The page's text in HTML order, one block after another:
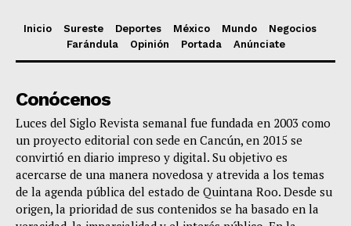
Inicio Sureste Deportes México Mundo
Negocios
Farándula
Opinión Portada Anúnciate
Conócenos
Luces del Siglo Revista semanal fue fundada en 2003 como
un proyecto editorial con sede en Cancún, en 2015 se
convirtió en diario impreso y digital. Su objetivo es
acercarse de una manera novedosa y atrevida a los temas
de la agenda pública del estado de Quintana Roo. Desde su
origen, la prioridad de sus contenidos se ha basado en la